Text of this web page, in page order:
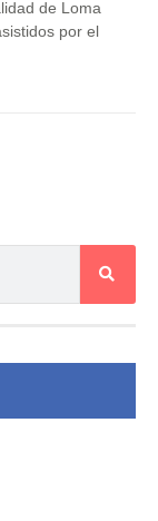
de Loma
por el